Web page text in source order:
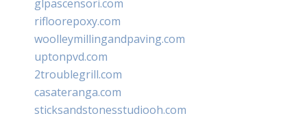
glpascensori.com
rifloorepoxy.com
woolleymillingandpaving.com
uptonpvd.com
2troublegrill.com
casateranga.com
sticksandstonesstudiooh.com